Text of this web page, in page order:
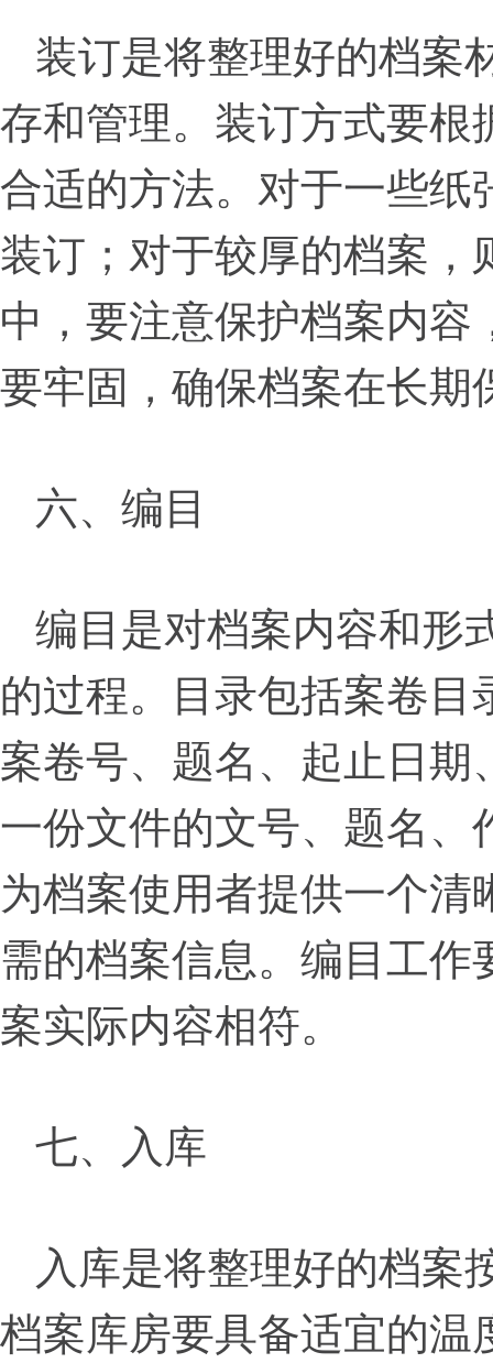
装订是将整理好的档案
存和管理。装订方式要根
合适的方法。对于一些纸
装订；对于较厚的档案，
中，要注意保护档案内
要牢固，确保档案在长期
六、编目
编目是对档案内容和形
的过程。目录包括案卷
案卷号、题名、起止日期
一份文件的文号、题名、
为档案使用者提供一个
需的档案信息。编目工
案实际内容相符。
七、入库
入库是将整理好的档案
档案库房要具备适宜的温